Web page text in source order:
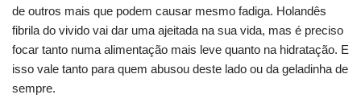
de outros mais que podem causar mesmo fadiga. Holandês
fibrila do vivido vai dar uma ajeitada na sua vida, mas é preciso
focar tanto numa alimentação mais leve quanto na hidratação. E
isso vale tanto para quem abusou deste lado ou da geladinha de
sempre.